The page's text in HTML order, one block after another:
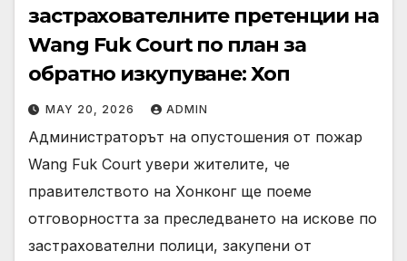
застрахователните претенции на
Wang Fuk Court по план за
обратно изкупуване: Хоп
MAY 20, 2026 ADMIN
Администраторът на опустошения от пожар
Wang Fuk Court увери жителите, че
правителството на Хонконг ще поеме
отговорността за преследването на искове по
застрахователни полици, закупени от